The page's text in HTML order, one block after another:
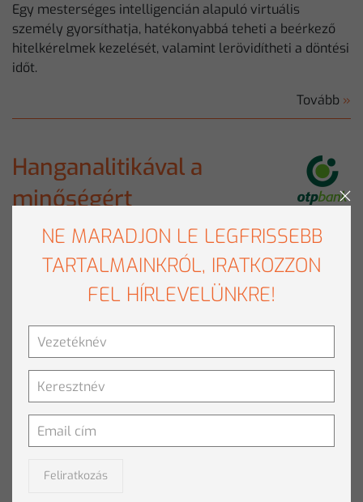
Egy mesterséges intelligencián alapuló virtuális
személy gyorsíthatja, hatékonyabbá teheti a beérkező
hitelkérelmek kezelését, valamint lerövidítheti a döntési
időt.
Tovább »
Hanganalitikával a
minőségért
Termékek:
IBM SPSS Modeler
CLEMTEXT
Megoldás:
CLEMVOICE
OTP Bank Nyrt.
NE MARADJON LE LEGFRISSEBB
TARTALMAINKRÓL, IRATKOZZON
FEL HÍRLEVELÜNKRE!
Feliratkozás